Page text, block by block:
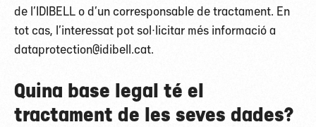
de l’IDIBELL o d’un corresponsable de tractament. En
tot cas, l’interessat pot sol·licitar més informació a
dataprotection@idibell.cat.
Quina base legal té el
tractament de les seves dades?